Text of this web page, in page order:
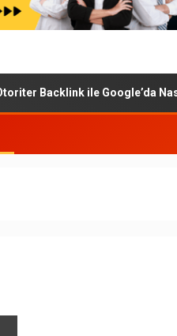
Backlink ile Google’da Nasıl